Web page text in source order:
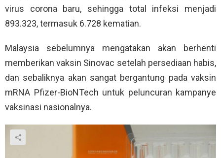
virus corona baru, sehingga total infeksi menjadi
893.323, termasuk 6.728 kematian.
Malaysia sebelumnya mengatakan akan berhenti
memberikan vaksin Sinovac setelah persediaan habis,
dan sebaliknya akan sangat bergantung pada vaksin
mRNA Pfizer-BioNTech untuk peluncuran kampanye
vaksinasi nasionalnya.